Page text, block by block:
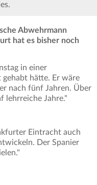
Abwehrmann
hat es bisher noch
in einer
gehabt hätte. Er wäre
nach fünf Jahren. Über
lehrreiche Jahre."
Eintracht auch
Der Spanier